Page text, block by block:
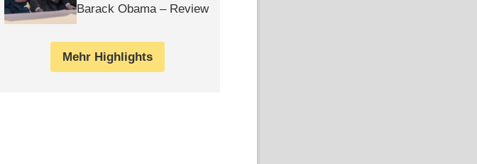
Barack Obama – Review
Mehr Highlights